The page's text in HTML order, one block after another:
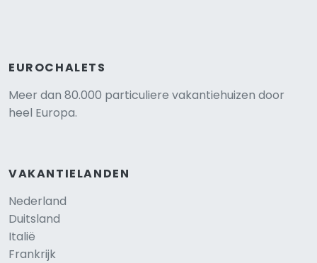
EUROCHALETS
Meer dan 80.000 particuliere vakantiehuizen door
heel Europa.
VAKANTIELANDEN
Nederland
Duitsland
Italië
Frankrijk